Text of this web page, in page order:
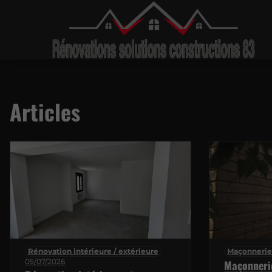
Articles
Rénovation intérieure / extérieure
05/07/2026